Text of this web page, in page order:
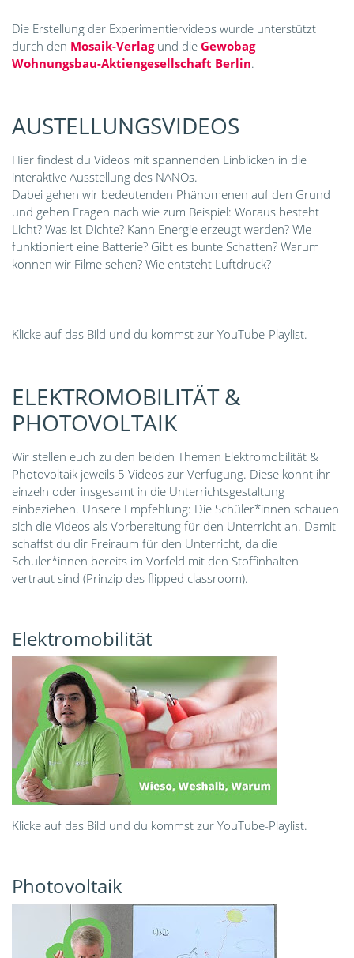
Die Erstellung der Experimentiervideos wurde unterstützt
durch den Mosaik-Verlagund die Gewobag
Wohnungsbau-Aktiengesellschaft Berlin.
AUSTELLUNGS­VIDEOS
Hier findest du Videos mit spannenden Einblicken in die
interaktive Ausstellung des NANOs.
Dabei gehen wir bedeutenden Phänomenen auf den Grund
und gehen Fragen nach wie zum Beispiel: Woraus besteht
Licht? Was ist Dichte? Kann Energie erzeugt werden? Wie
funktioniert eine Batterie? Gibt es bunte Schatten? Warum
können wir Filme sehen? Wie entsteht Luftdruck?
Klicke auf das Bild und du kommst zur YouTube-Playlist.
ELEKTROMOBILITÄT &
PHOTOVOLTAIK
Wir stellen euch zu den beiden Themen Elektromobilität &
Photovoltaik jeweils 5 Videos zur Verfügung. Diese könnt ihr
einzeln oder insgesamt in die Unterrichtsgestaltung
einbeziehen. Unsere Empfehlung: Die Schüler*innen schauen
sich die Videos als Vorbereitung für den Unterricht an. Damit
schaffst du dir Freiraum für den Unterricht, da die
Schüler*innen bereits im Vorfeld mit den Stoffinhalten
vertraut sind (Prinzip des flipped classroom).
Elektromobilität
Klicke auf das Bild und du kommst zur YouTube-Playlist.
Photovoltaik